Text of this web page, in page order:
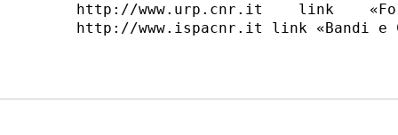
http://www.urp.cnr.it    link
http://www.ispacnr.it link «Bandi e